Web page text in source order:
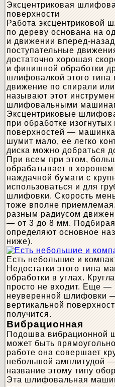
Эксцентриковая
поверхности
Работа эксцентриковой
по дереву основана на
и движении вперед-
поступательные
достаточно хорошая
и финишной обработки
шлифовалкой этого
движение по спирали
называют этот
шлифовальными
Эксцентриковые
при обработке
поверхностей —
шумит мало, ее легко
диска можно добраться
При всем при этом,
обрабатывает в
наждачной бумаги с
использоваться и для
шлифовки. Скорость
тоже вполне
разным радиусом
— от 3 до 8 мм. Подбирая
определяют основное
ниже).
Есть небольшие и
Недостатки этого типа
обработки в углах.
просто не входит. Еще —
неуверенной шлифовки
вертикальной
получится.
Вибрационная
Подошва вибрационной
может быть
работе она совершает
небольшой амплитудой —
название этому типу
Эта шлифовальная